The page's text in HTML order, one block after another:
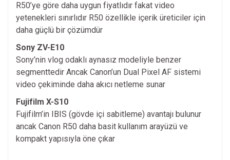
R50’ye göre daha uygun fiyatlıdır fakat video
yetenekleri sınırlıdır R50 özellikle içerik üreticiler için
daha güçlü bir çözümdür
Sony ZV-E10
Sony’nin vlog odaklı aynasız modeliyle benzer
segmenttedir Ancak Canon’un Dual Pixel AF sistemi
video çekiminde daha akıcı netleme sunar
Fujifilm X-S10
Fujifilm’in IBIS (gövde içi sabitleme) avantajı bulunur
ancak Canon R50 daha basit kullanım arayüzü ve
kompakt yapısıyla öne çıkar